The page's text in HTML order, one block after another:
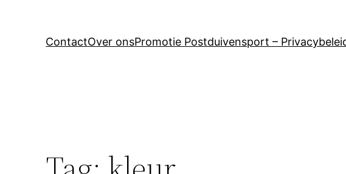
ContactOver onsPromotie Postduivensport –